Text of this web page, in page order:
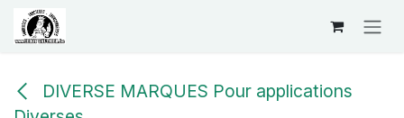
Se rendre au contenu
DIVERSE MARQUES Pour applications